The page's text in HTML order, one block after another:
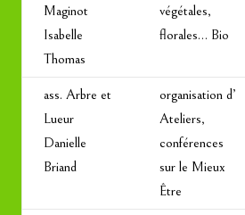
Maginot
Isabelle
Thomas
végétales,
florales… Bio
ass. Arbre et
Lueur
Danielle
Briand
organisation d’
Ateliers,
conférences
sur le Mieux
Être